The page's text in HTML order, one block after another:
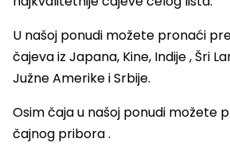
U našoj ponudi možete pronaći
čajeva iz Japana, Kine, Indije , Šri
Južne Amerike i Srbije.
Osim čaja u našoj ponudi možete
čajnog pribora .